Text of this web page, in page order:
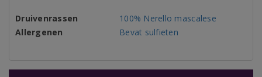
Druivenrassen
100% Nerello mascalese
Allergenen
Bevat sulfieten